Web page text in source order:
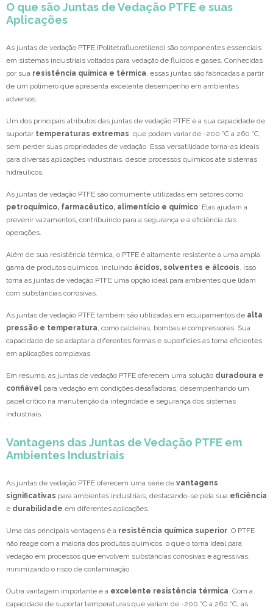
O que são Juntas de Vedação PTFE e suas
Aplicações
As juntas de vedação PTFE (Politetrafluoretileno) são componentes essenciais
em sistemas industriais voltados para vedação de fluidos e gases. Conhecidas
por sua resistência química e térmica, essas juntas são fabricadas a partir
de um polímero que apresenta excelente desempenho em ambientes
adversos.
Um dos principais atributos das juntas de vedação PTFE é a sua capacidade de
suportar temperaturas extremas, que podem variar de -200 °C a 260 °C,
sem perder suas propriedades de vedação. Essa versatilidade torna-as ideais
para diversas aplicações industriais, desde processos químicos até sistemas
hidráulicos.
As juntas de vedação PTFE são comumente utilizadas em setores como
petroquímico, farmacêutico, alimentício e químico. Elas ajudam a
prevenir vazamentos, contribuindo para a segurança e a eficiência das
operações.
Além de sua resistência térmica, o PTFE é altamente resistente a uma ampla
gama de produtos químicos, incluindo ácidos, solventes e álcoois. Isso
torna as juntas de vedação PTFE uma opção ideal para ambientes que lidam
com substâncias corrosivas.
As juntas de vedação PTFE também são utilizadas em equipamentos de alta
pressão e temperatura, como caldeiras, bombas e compressores. Sua
capacidade de se adaptar a diferentes formas e superfícies as torna eficientes
em aplicações complexas.
Em resumo, as juntas de vedação PTFE oferecem uma solução duradoura e
confiável para vedação em condições desafiadoras, desempenhando um
papel crítico na manutenção da integridade e segurança dos sistemas
industriais.
Vantagens das Juntas de Vedação PTFE em
Ambientes Industriais
As juntas de vedação PTFE oferecem uma série de vantagens
significativas para ambientes industriais, destacando-se pela sua eficiência
e durabilidade em diferentes aplicações.
Uma das principais vantagens é a resistência química superior. O PTFE
não reage com a maioria dos produtos químicos, o que o torna ideal para
vedação em processos que envolvem substâncias corrosivas e agressivas,
minimizando o risco de contaminação.
Outra vantagem importante é a excelente resistência térmica. Com a
capacidade de suportar temperaturas que variam de -200 °C a 260 °C, as